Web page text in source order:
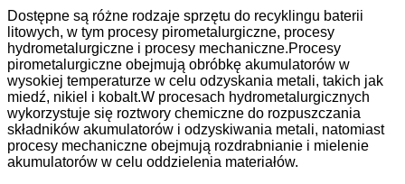
Dostępne są różne rodzaje sprzętu do recyklingu baterii
litowych, w tym procesy pirometalurgiczne, procesy
hydrometalurgiczne i procesy mechaniczne.Procesy
pirometalurgiczne obejmują obróbkę akumulatorów w
wysokiej temperaturze w celu odzyskania metali, takich jak
miedź, nikiel i kobalt.W procesach hydrometalurgicznych
wykorzystuje się roztwory chemiczne do rozpuszczania
składników akumulatorów i odzyskiwania metali, natomiast
procesy mechaniczne obejmują rozdrabnianie i mielenie
akumulatorów w celu oddzielenia materiałów.